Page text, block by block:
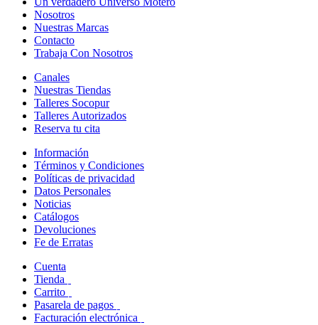
Nosotros
Nuestras Marcas
Contacto
Trabaja Con Nosotros
Canales
Nuestras Tiendas
Talleres Socopur
Talleres Autorizados
Reserva tu cita
Información
Términos y Condiciones
Políticas de privacidad
Datos Personales
Noticias
Catálogos
Devoluciones
Fe de Erratas
Cuenta
Tienda
Carrito
Pasarela de pagos
Facturación electrónica